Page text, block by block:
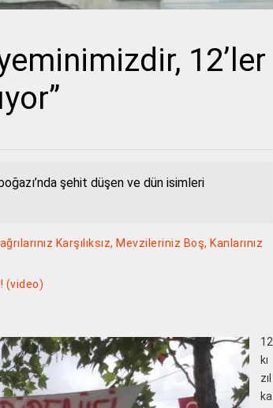
12’ler
şehit düşen ve dün isimleri
Karşılıksız, Mevzileriniz Boş, Kanlarınız
(video)
12
kı
zıl
ka